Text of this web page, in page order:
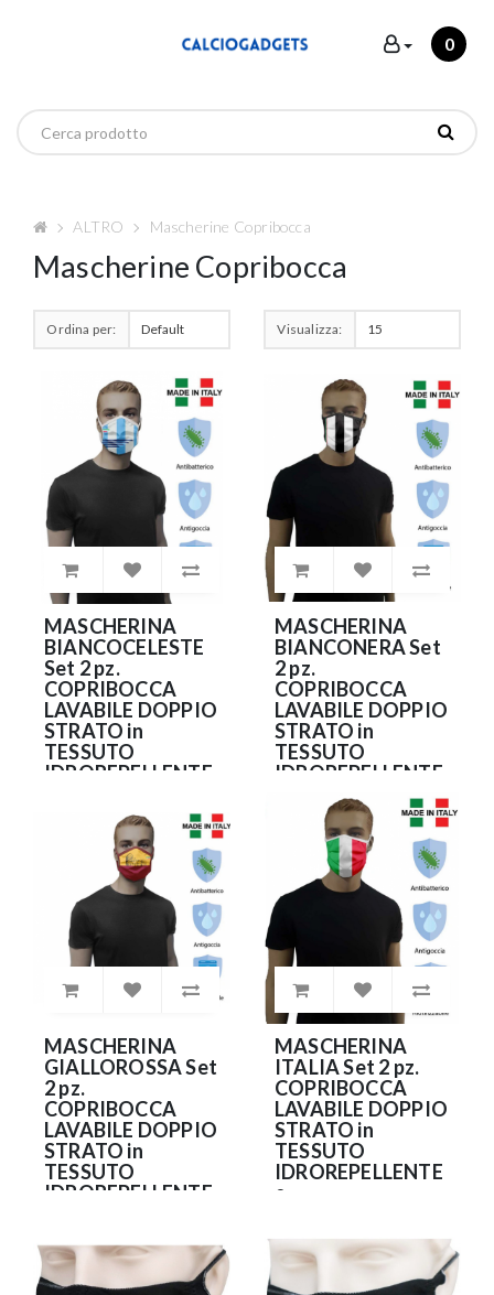
0
ALTRO Mascherine Copribocca
Mascherine Copribocca
Ordina per: Visualizza:
MASCHERINA
BIANCOCELESTE
Set 2 pz.
COPRIBOCCA
LAVABILE DOPPIO
STRATO in
TESSUTO
IDROREPELLENTE
ANTIBATTERICO
(NO DPI)
MASCHERINA
BIANCONERA Set
2 pz.
COPRIBOCCA
LAVABILE DOPPIO
STRATO in
TESSUTO
IDROREPELLENTE
ANTIBATTERICO
(NO DPI)
MASCHERINA
GIALLOROSSA Set
2 pz.
COPRIBOCCA
LAVABILE DOPPIO
STRATO in
TESSUTO
IDROREPELLENTE
(NO DPI)
MASCHERINA
ITALIA Set 2 pz.
COPRIBOCCA
LAVABILE DOPPIO
STRATO in
TESSUTO
IDROREPELLENTE
e
(NO DPI)
9.90€